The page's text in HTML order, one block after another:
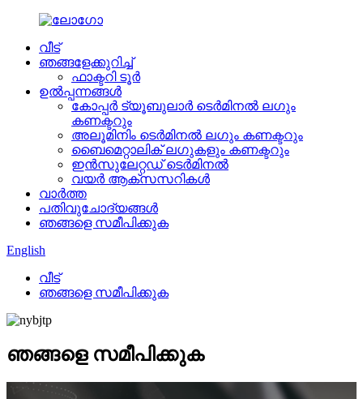
വീട്
ഞങ്ങളേക്കുറിച്ച്
ഫാക്ടറി ടൂർ
ഉൽപ്പന്നങ്ങൾ
കോപ്പർ ട്യൂബുലാർ ടെർമിനൽ ലഗും
കണക്ടറും
അലൂമിനിം ടെർമിനൽ ലഗും കണക്ടറും
ബൈമെറ്റാലിക് ലഗുകളും കണക്ടറും
ഇൻസുലേറ്റഡ് ടെർമിനൽ
വയർ ആക്സസറികൾ
വാർത്ത
പതിവുചോദ്യങ്ങൾ
ഞങ്ങളെ സമീപിക്കുക
English
വീട്
ഞങ്ങളെ സമീപിക്കുക
ഞങ്ങളെ സമീപിക്കുക